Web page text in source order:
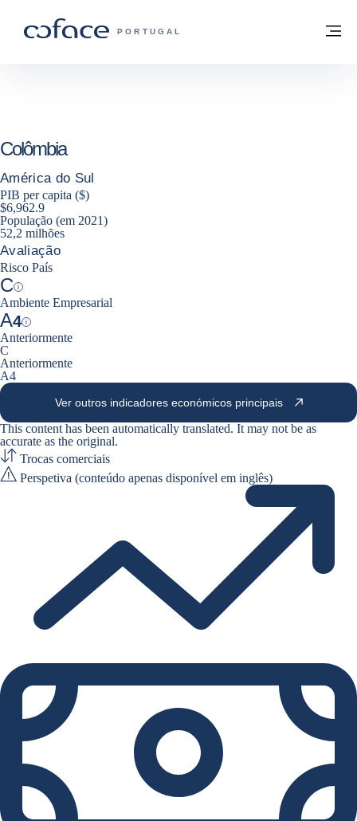
COFACE FOR TRADE - HOMEPAGE DO
PORTUGAL
Voltar à página principal
Colômbia
América do Sul
PIB per capita ($)
$6,962.9
População (em 2021)
52,2 milhões
Avaliação
Risco País
C
Help
Ambiente Empresarial
A4
Help
Anteriormente
C
Anteriormente
A4
Ver outros indicadores económicos principais
This content has been automatically translated. It may not be as
accurate as the original.
Trocas comerciais
Perspetiva (conteúdo apenas disponível em inglês)